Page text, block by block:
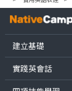
建立基礎
實踐英會話